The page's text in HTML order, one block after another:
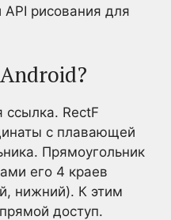
рисования для
RectF
с плавающей
Прямоугольник
его 4 краев
нижний). К этим
доступ.